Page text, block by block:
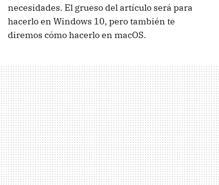
necesidades. El grueso del artículo será para
hacerlo en Windows 10, pero también te
diremos cómo hacerlo en macOS.